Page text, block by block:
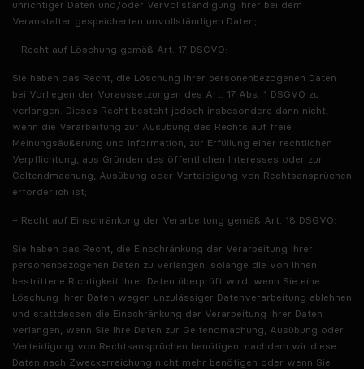
unrichtiger Daten und/oder Vervollständigung Ihrer bei dem
Veranstalter gespeicherten unvollständigen Daten;
– Recht auf Löschung gemäß Art. 17 DSGVO:
Sie haben das Recht, die Löschung Ihrer personenbezogenen Daten
bei Vorliegen der Voraussetzungen des Art. 17 Abs. 1 DSGVO zu
verlangen. Dieses Recht besteht jedoch insbesondere dann nicht,
wenn die Verarbeitung zur Ausübung des Rechts auf freie
Meinungsäußerung und Information, zur Erfüllung einer rechtlichen
Verpflichtung, aus Gründen des öffentlichen Interesses oder zur
Geltendmachung, Ausübung oder Verteidigung von Rechtsansprüchen
erforderlich ist;
– Recht auf Einschränkung der Verarbeitung gemäß Art. 18 DSGVO:
Sie haben das Recht, die Einschränkung der Verarbeitung Ihrer
personenbezogenen Daten zu verlangen, solange die von Ihnen
bestrittene Richtigkeit Ihrer Daten überprüft wird, wenn Sie eine
Löschung Ihrer Daten wegen unzulässiger Datenverarbeitung ablehnen
und stattdessen die Einschränkung der Verarbeitung Ihrer Daten
verlangen, wenn Sie Ihre Daten zur Geltendmachung, Ausübung oder
Verteidigung von Rechtsansprüchen benötigen, nachdem wir diese
Daten nach Zweckerreichung nicht mehr benötigen oder wenn Sie